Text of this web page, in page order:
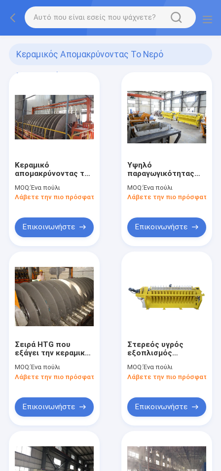
Κεραμικός Απομακρύνοντας Το Νερό
Εξοπλισμός
(10)
Κεραμικό
απομακρύνοντας το
μικροϋπολογιστών
εξοπλισμού
μεταλλείας για την
απομάκρυνση νερού
λάσπης
MOQ:Ένα πούλι
Λάβετε την πιο πρόσφατη τιμή
Επικοινωνήστε
Υψηλό
παραγωγικότητας
φίλτρο δίσκων
πηλού
σύστημα κενής
διήθησης
MOQ:Ένα πούλι
Λάβετε την πιο πρόσφατη
Επικοινωνήστε
Σειρά HTG που
εξάγει την κεραμική
νερό ενέργεια
αποταμίευσης
MOQ:Ένα πούλι
Λάβετε την πιο πρόσφατη τιμή
Επικοινωνήστε
Στερεός υγρός
εξοπλισμός
αποδοτικότητας,
κενό φίλτρο δίσκων
MOQ:Ένα πούλι
Λάβετε την πιο πρόσφατη
Επικοινωνήστε